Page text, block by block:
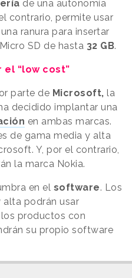
de una autonomía
contrario, permite usar
ranura para insertar
Micro SD de hasta 32 GB.
el “low cost”
parte de Microsoft, la
decidido implantar una
en ambas marcas.
de gama media y alta
Y, por el contrario,
la marca Nokia.
en el software. Los
podrán usar
productos con
su propio software